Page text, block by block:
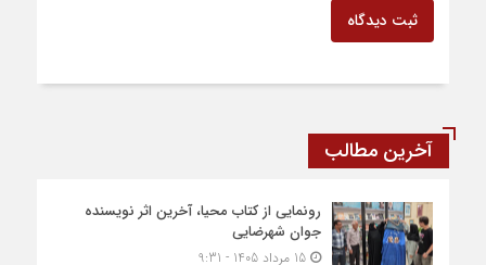
ثبت دیدگاه
آخرین مطالب
رونمایی از کتاب محیا، آخرین اثر نویسنده
جوان شهرضایی
15 مرداد 1405 - 9:31